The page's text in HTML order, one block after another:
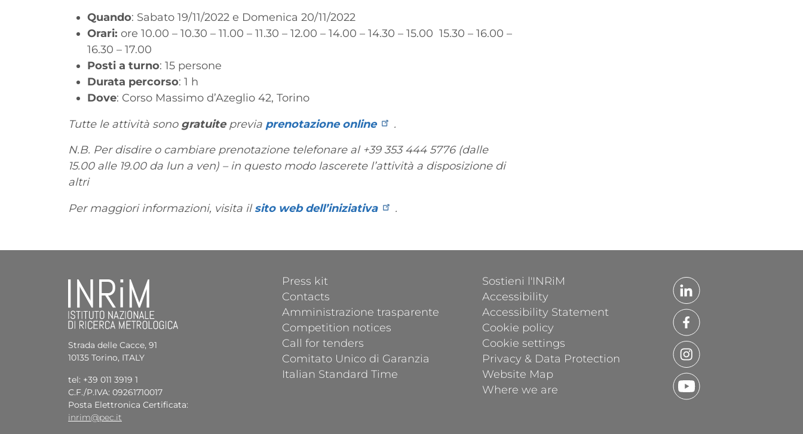
Quando: Sabato 19/11/2022 e Domenica 20/11/2022
Orari: ore 10.00 – 10.30 – 11.00 – 11.30 – 12.00 – 14.00 – 14.30 – 15.00 15.30 – 16.00 –
16.30 – 17.00
Posti a turno: 15 persone
Durata percorso: 1 h
Dove: Corso Massimo d’Azeglio 42, Torino
Tutte le attività sono gratuiteprevia prenotazione online
.
N.B. Per disdire o cambiare prenotazione telefonare al +39 353 444 5776 (dalle
15.00 alle 19.00 da lun a ven) – in questo modo lascerete l’attività a disposizione di
altri
Per maggiori informazioni, visita il sito web dell’iniziativa .
Strada delle Cacce, 91
10135 Torino, ITALY
tel: +39 011 3919 1
C.F./P.IVA: 09261710017
Posta Elettronica Certificata:
inrim@pec.it
FOOTER 1
Press kit
Contacts
Amministrazione trasparente
Competition notices
Call for tenders
Comitato Unico di Garanzia
Italian Standard Time
FOOTER 2
Sostieni l'INRiM
Accessibility
Accessibility Statement
Cookie policy
Cookie settings
Privacy & Data Protection
Website Map
Where we are